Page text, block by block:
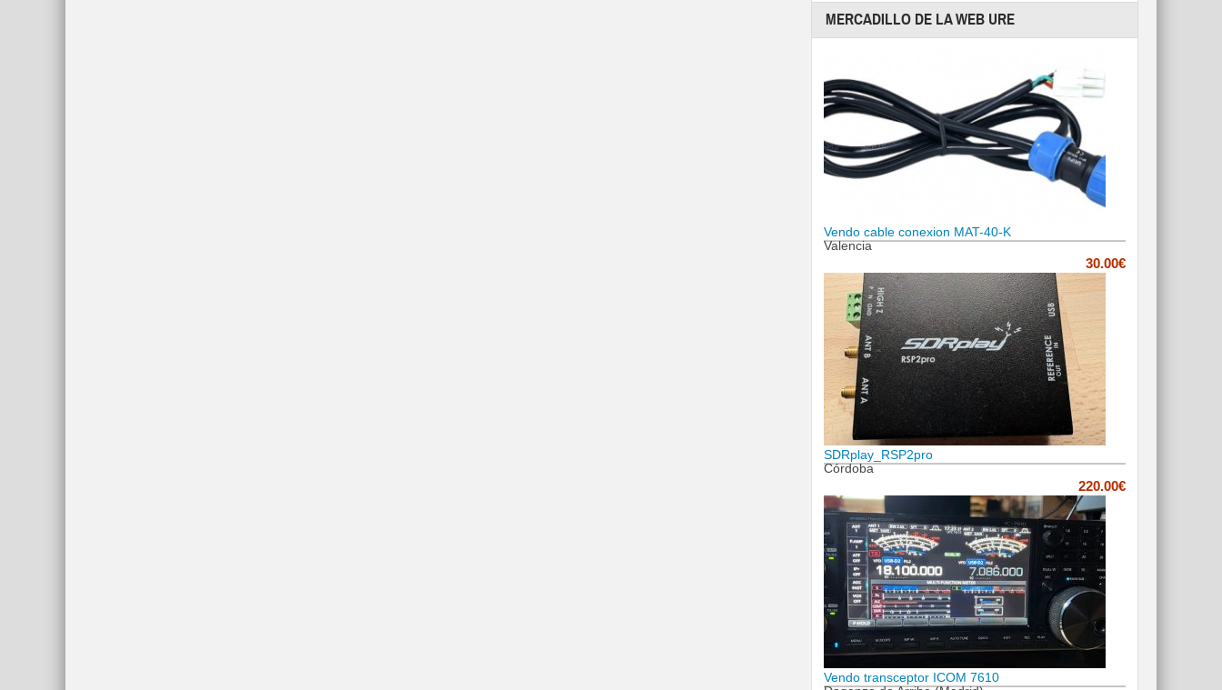
MERCADILLO DE LA WEB URE
Vendo cable conexion MAT-40-K
Valencia
30.00€
SDRplay_RSP2pro
Córdoba
220.00€
Vendo transceptor ICOM 7610